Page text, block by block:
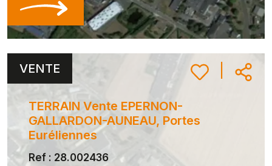
VENTE
TERRAIN Vente EPERNON-
GALLARDON-AUNEAU, Portes
Euréliennes
Ref : 28.002436